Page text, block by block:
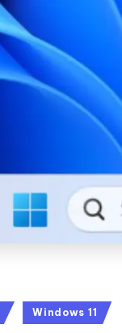
Windows 11